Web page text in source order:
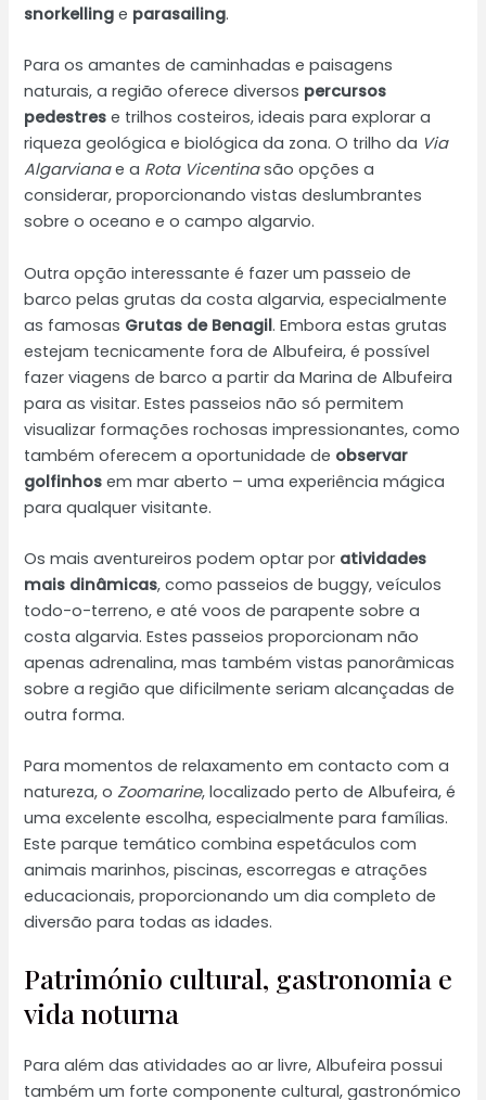
snorkelling e parasailing.
Para os amantes de caminhadas e paisagens
naturais, a região oferece diversos percursos
pedestres e trilhos costeiros, ideais para explorar a
riqueza geológica e biológica da zona. O trilho da Via
Algarvianae a Rota Vicentinasão opções a
considerar, proporcionando vistas deslumbrantes
sobre o oceano e o campo algarvio.
Outra opção interessante é fazer um passeio de
barco pelas grutas da costa algarvia, especialmente
as famosas Grutas de Benagil. Embora estas grutas
estejam tecnicamente fora de Albufeira, é possível
fazer viagens de barco a partir da Marina de Albufeira
para as visitar. Estes passeios não só permitem
visualizar formações rochosas impressionantes, como
também oferecem a oportunidade de observar
golfinhos em mar aberto – uma experiência mágica
para qualquer visitante.
Os mais aventureiros podem optar por atividades
mais dinâmicas, como passeios de buggy, veículos
todo-o-terreno, e até voos de parapente sobre a
costa algarvia. Estes passeios proporcionam não
apenas adrenalina, mas também vistas panorâmicas
sobre a região que dificilmente seriam alcançadas de
outra forma.
Para momentos de relaxamento em contacto com a
natureza, oZoomarine, localizado perto de Albufeira, é
uma excelente escolha, especialmente para famílias.
Este parque temático combina espetáculos com
animais marinhos, piscinas, escorregas e atrações
educacionais, proporcionando um dia completo de
diversão para todas as idades.
Património cultural, gastronomia e
vida noturna
Para além das atividades ao ar livre, Albufeira possui
também um forte componente cultural, gastronómico